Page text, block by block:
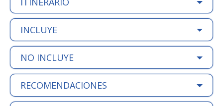
INCLUYE
NO INCLUYE
RECOMENDACIONES